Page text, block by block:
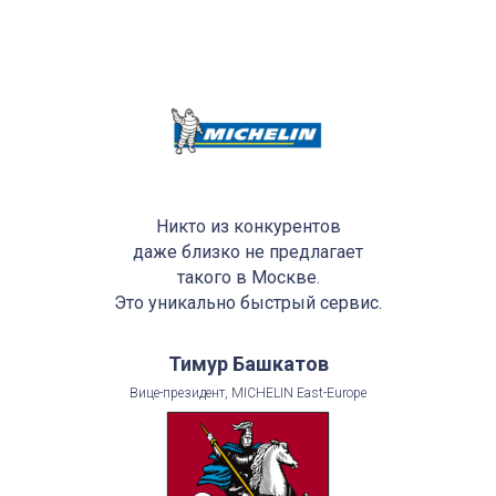
Никто из конкурентов
даже близко не предлагает
такого в Москве.
Это уникально быстрый сервис.
Тимур Башкатов
Вице-президент, MICHELIN East-Europe